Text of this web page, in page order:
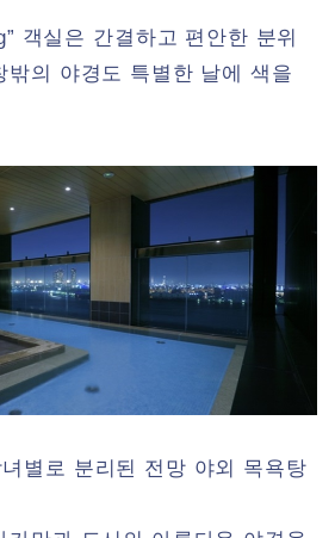
객실은 간결하고 편안한 분위
밖의 야경도 특별한 날에 색을
별로 분리된 전망 야외 목욕탕